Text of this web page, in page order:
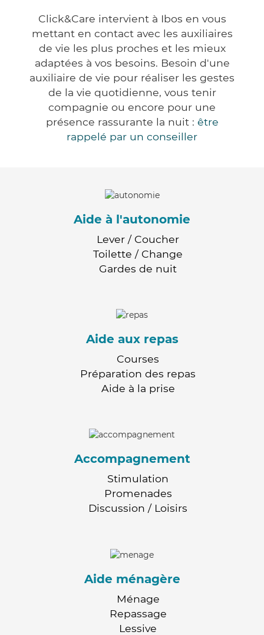
Click&Care intervient à Ibos en vous
mettant en contact avec les auxiliaires
de vie les plus proches et les mieux
adaptées à vos besoins. Besoin d'une
auxiliaire de vie pour réaliser les gestes
de la vie quotidienne, vous tenir
compagnie ou encore pour une
présence rassurante la nuit : être
rappelé par un conseiller
Aide à l'autonomie
Lever / Coucher
Toilette / Change
Gardes de nuit
Aide aux repas
Courses
Préparation des repas
Aide à la prise
Accompagnement
Stimulation
Promenades
Discussion / Loisirs
Aide ménagère
Ménage
Repassage
Lessive